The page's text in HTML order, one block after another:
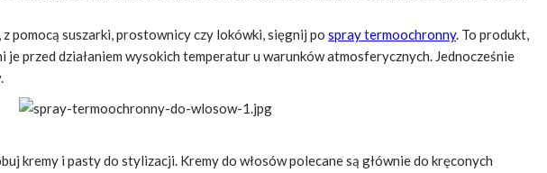
pomocą suszarki, prostownicy czy lokówki, sięgnij po spray termoochronny. To produkt,
przed działaniem wysokich temperatur u warunków atmosferycznych. Jednocześnie
kremy i pasty do stylizacji. Kremy do włosów polecane są głównie do kręconych